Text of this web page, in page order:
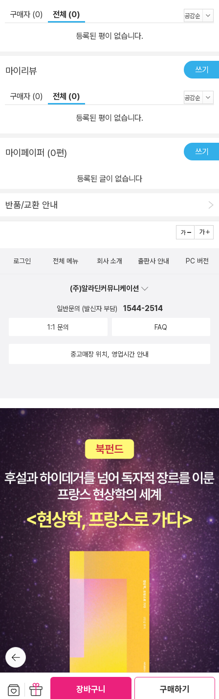
장바구니 구매하기
킨다. 그는 말합니다. “오늘날의 부는 과거의 자연과 사회가 만든 축
적의 결과다. 그렇다면 그 축적의 혜택은 모든 세대, 모든 사람에게 돌
아가야 한다.” 근대 이후의 실험 ― 알래스카의 영구기금 라날리는 공
분석한다. 1970년대, 알래스카 주는 석유 개발로 막대한 수익을 얻
었다. 당시 주지사 제이 해먼드는 이 자원을 개인이나 정부가 독점하
는 대신 그 수익 일부를 ‘영구기금’으로 적립해 모든 주민에게 배당하
자고 제안했다. 그 결과, 1982년부터 알래스카 주민들은 매년 석유
수익에서 발생한 배당금을 직접 받아왔다. 라날리는 이를 “현대판 토
로 인식하고, 그 수익을 시민에게 직접 환원하는 제도, 이것이 바로
‘공유부 배당’의 첫 실현이었다. 21세기의 확장 ― 탄소 배당과 디지
털 공유부 라날리는 21세기에 들어 공유부의 범위가 넓어졌다고 말한
는 대기, 생태계, 데이터, 네트워크 등 보이지 않는 ‘공유된 기반’이 새
하는 자는 그 대가를 공동체에 지불해야 한다는 것이 ‘탄소 배당’의 원
리이다. 기후 위기를 초래한 탄소 배출권을 시장에서 사고파는 대신,
그 수익을 국민에게 나누는 제도. 라날리는 이것을 “21세기의 공유부
시 공유된 인프라 위에서 만들어진 부라고 지적한다. 그 수익이 특정
개념을 물질적 자산을 넘어 제도적·금융적 영역으로 확장한다. 국가
신뢰와 제도적 인프라 위에서 만들어진 부이기 때문이다. 그는 “화폐
는 것이다. 이때의 ‘배당’은 단순히 돈을 나누는 것이 아니라, 공공의
제도를 통해 사회적 신뢰를 다시 순환시키는 행위로 이해된다. 정의
의 새로운 언어 ― 복지에서 공유로 『공유부 배당』이 던지는 가장 중
요한 메시지는 정의의 언어를 ‘분배’에서 ‘공유’로 옮기자는 것이다.
라날리는 말한다. “복지는 빈자를 돕는 도덕의 문제이지만, 공유부 배
당은 모두의 권리를 되찾는 정의의 문제다.” 그는 복지국가의 한계를
넘어, 경제의 근본 구조를 다시 설계할 것을 제안한다. 소득의 흐름을
조정하는 것이 아니라, 부의 근원을 투명하게 공개하고 모두의 것으
로 만드는 것. 그것이야말로 21세기 정치경제학의 새로운 언어라고
말한다. 브렌트 라날리의 『공유부 배당』은 근대의 토머스 페인으로부
터 시작된 ‘공유의 사상’을 현대의 제도 언어로 되살린 책이다. 이 책
은 우리에게 조용히, 그러나 근본적인 질문을 던진다. “부를 나누는
것이 아니라, 부의 근원을 되찾을 수는 없을까?” 그 물음이야말로 오
늘의 경제가 잃어버린 정의의 자리, 그리고 모두의 부를 모두의 몫으
로 되돌리는 출발점이다.
구매자 (0) 전체 (0)
등록된 평이 없습니다.
마이리뷰 쓰기
구매자 (0) 전체 (0)
등록된 평이 없습니다.
마이페이퍼 (0편) 쓰기
등록된 글이 없습니다
반품/교환 안내
뒤로가
기
로그인 전체 메뉴 회사 소개 출판사 안내 PC 버전
(주)알라딘커뮤니케이션
일반문의 (발신자 부담) 1544-2514
1:1 문의 FAQ
중고매장 위치, 영업시간 안내